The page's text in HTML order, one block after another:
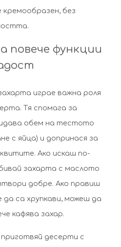
без
повече функции
играе важна роля
Тя спомага за
обем на тестото
с яйца) и допринася за
Ако искаш по-
захарта с маслото
добре. Ако правиш
са хрупкави, можеш да
кафява захар.
приготвяй десерти с